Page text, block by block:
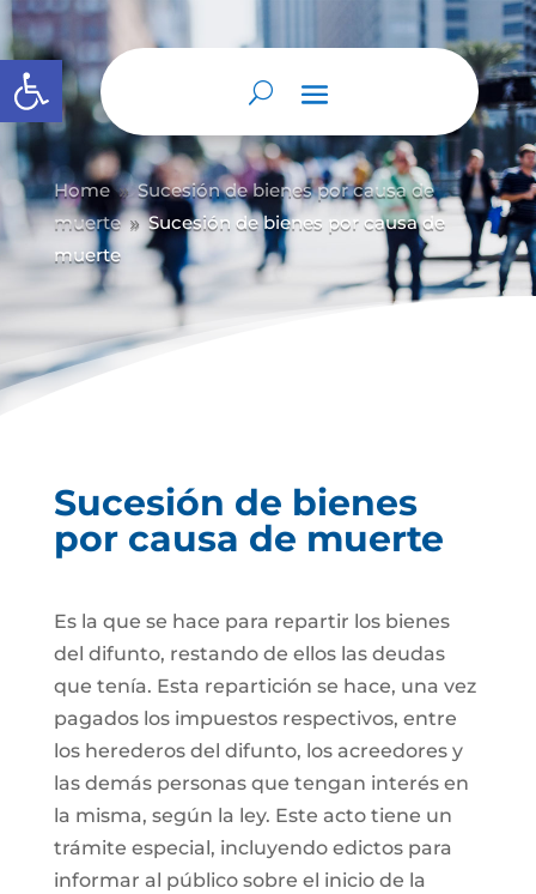
Abrir barra de herramientas
Home 9 Sucesión de bienes por causa de
muerte 9 Sucesión de bienes por causa de
muerte
Sucesión de bienes
por causa de muerte
Es la que se hace para repartir los bienes
del difunto, restando de ellos las deudas
que tenía. Esta repartición se hace, una vez
pagados los impuestos respectivos, entre
los herederos del difunto, los acreedores y
las demás personas que tengan interés en
la misma, según la ley. Este acto tiene un
trámite especial, incluyendo edictos para
informar al público sobre el inicio de la